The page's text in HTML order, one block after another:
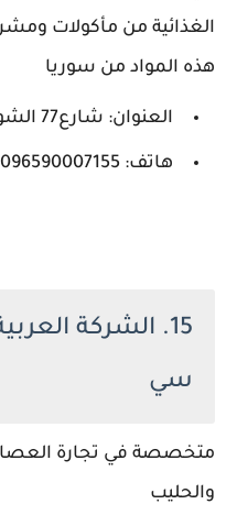
الغذائية من مأكولات
هذه المواد من سوريا
العنوان: شارع77 الشويخ الصناعية، الكويت
هاتف: 0096590007155
15. الشركة
سي
متخصصة في تجارة العصائر
والحليب